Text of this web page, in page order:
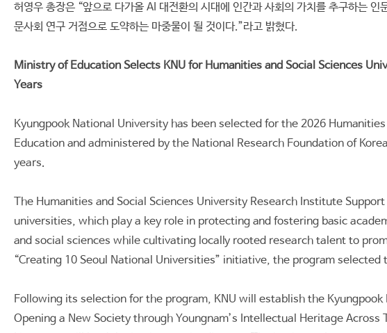
허영우 총장은 “앞으로 다가올 AI 대전환의 시대에 인간과 사회의 가치를 추구하는
문사회 연구 거점으로 도약하는 마중물이 될 것이다.”라고 밝혔다.
Ministry of Education Selects KNU for Humanities and Social Sciences
Years
Kyungpook National University has been selected for the 2026
Education and administered by the National Research Foundation of
years.
The Humanities and Social Sciences University Research Institute
universities, which play a key role in protecting and fostering basic
and social sciences while cultivating locally rooted research talent to
“Creating 10 Seoul National Universities” initiative, the program
Following its selection for the program, KNU will establish the
Opening a New Society through Youngnam’s Intellectual Heritage